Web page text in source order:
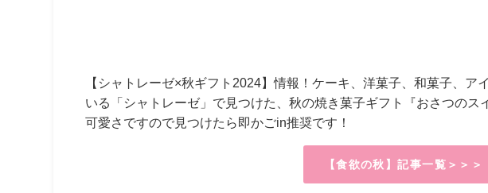
【シャトレーゼ×秋ギフト2024】情報！ケーキ、洋菓子、和菓子、ア
いる「シャトレーゼ」で見つけた、秋の焼き菓子ギフト『おさつのス
可愛さですので見つけたら即かごin推奨です！
【食欲の秋】記事一覧＞＞＞